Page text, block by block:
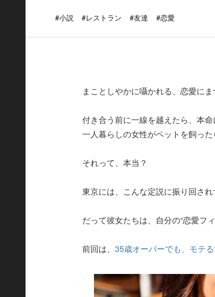
#小説 #レストラン #友達 #恋愛
まことしやかに囁かれる、恋愛にま
付き合う前に一線を越えたら、本命
一人暮らしの女性がペットを飼った
それって、本当？
東京には、こんな定説に振り回さ
だって彼女たちは、自分の“恋愛フ
前回は、35歳オーバーでも、モテ